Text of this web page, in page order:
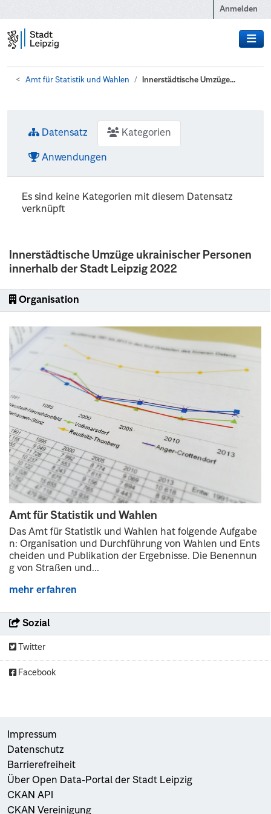
Anmelden
Amt für Statistik und Wahlen Innerstädtische Umzüge...
Innerstädtische Umzüge ukrainischer Personen
innerhalb der Stadt Leipzig 2022
Organisation
Amt für Statistik und Wahlen
Das Amt für Statistik und Wahlen hat folgende Aufgabe
n: Organisation und Durchführung von Wahlen und Ents
cheiden und Publikation der Ergebnisse. Die Benennun
g von Straßen und...
mehr erfahren
Sozial
Twitter
Facebook
Datensatz Kategorien
Anwendungen
Es sind keine Kategorien mit diesem Datensatz
verknüpft
Impressum
Datenschutz
Barrierefreiheit
Über Open Data-Portal der Stadt Leipzig
CKAN API
CKAN Vereinigung